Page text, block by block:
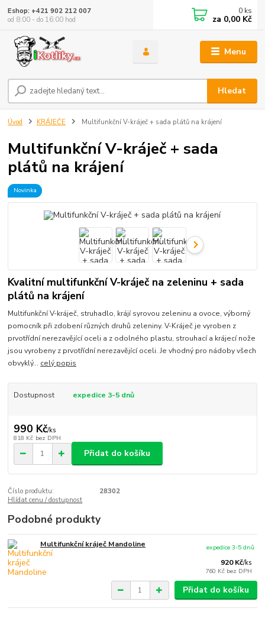
Menu
Hledat
Eshop: +421 902 212 007
od 8:00 - do 16:00 hod
0 ks
za 0,00 Kč
Úvod KRÁJEČE Multifunkční V-kráječ + sada plátů na krájení
Multifunkční V-kráječ + sada
plátů na krájení
Novinka
Kvalitní multifunkční V-kráječ na zeleninu + sada
plátů na krájení
Multifunkční V-kráječ, struhadlo, krájí syrovou zeleninu a ovoce, výborný
pomocník při zdobení různých druhů zeleniny. V-Kráječ je vyroben z
prvotřídní nerezavějící oceli a z odolného plastu, strouhací a krájecí nože
jsou vyrobeny z prvotřídní nerezavějící oceli. Je vhodný pro nádoby všech
obvyklý... celý popis
Dostupnost expedice 3-5 dnů
990 Kč/ks
818 Kč bez DPH
Přidat do košíku
Číslo produktu:
28302
Hlídat cenu / dostupnost
Podobné produkty
Multifunkční kráječ Mandoline
920 Kč/ks
760 Kč bez DPH
expedice 3-5 dnů
Přidat do košíku